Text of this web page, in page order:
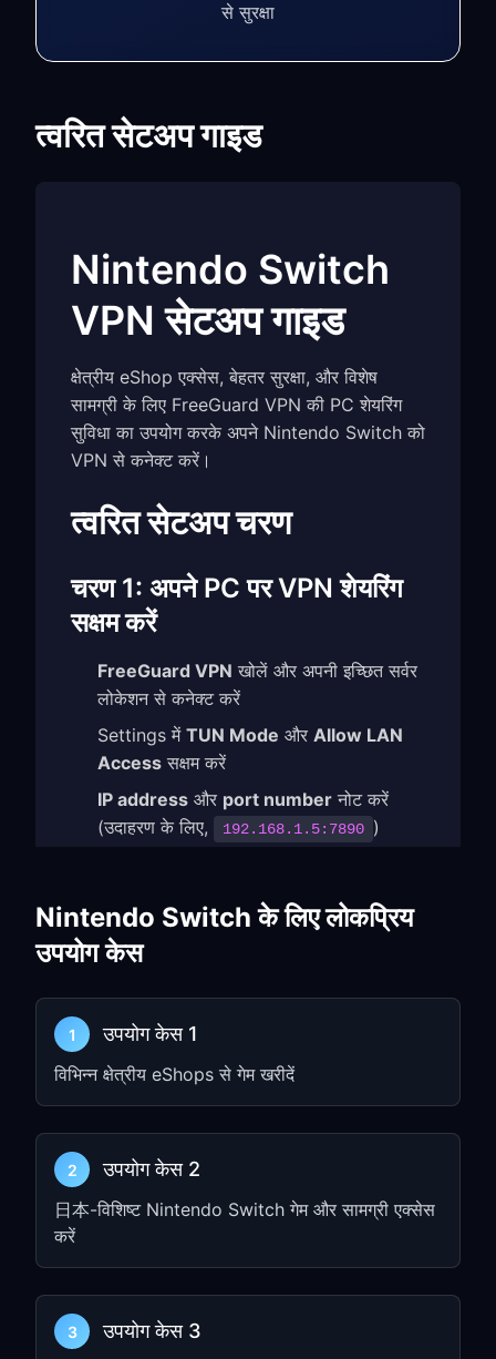
से सुरक्षा
त्वरित सेटअप गाइड
Nintendo Switch
VPN सेटअप गाइड
क्षेत्रीय eShop एक्सेस, बेहतर सुरक्षा, और विशेष
सामग्री के लिए FreeGuard VPN की PC शेयरिंग
सुविधा का उपयोग करके अपने Nintendo Switch को
VPN से कनेक्ट करें।
त्वरित सेटअप चरण
चरण 1: अपने PC पर VPN शेयरिंग
सक्षम करें
FreeGuard VPN खोलें और अपनी इच्छित सर्वर
लोकेशन से कनेक्ट करें
Settings में TUN Mode और Allow LAN
Access सक्षम करें
IP address और port number नोट करें
(उदाहरण के लिए,
192.168.1.5:7890 )
चरण 2: Nintendo Switch
Switch Home स्क्रीन से,
Settings
अपना वर्तमान Wi-Fi कनेक्शन चुनें
Change Settings
नीचे स्क्रॉल करकेProxy Settingsतक जाएँ
सेटिंग्स सेव करें
Nintendo Switch के लिए लोकप्रिय
उपयोग केस
1 उपयोग केस 1
विभिन्न क्षेत्रीय eShops से गेम खरीदें
2 उपयोग केस 2
日本-विशिष्ट Nintendo Switch गेम और सामग्री एक्सेस
करें
3 उपयोग केस 3